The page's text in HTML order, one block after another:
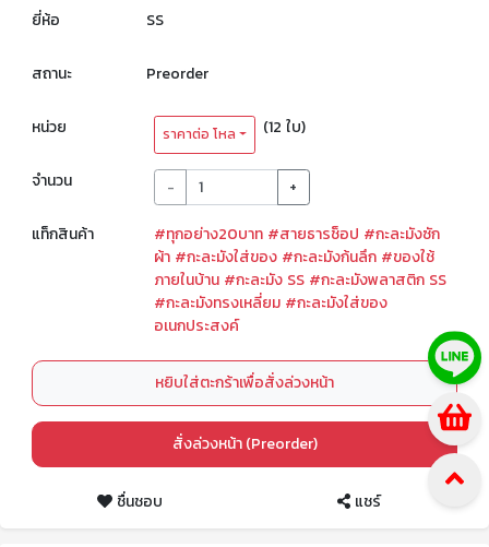
ยี่ห้อ SS
สถานะ Preorder
หน่วย ราคาต่อ โหล (12 ใบ)
จำนวน - +
แท็กสินค้า #ทุกอย่าง20บาท #สายธารช็อป #กะละมังซัก
ผ้า #กะละมังใส่ของ #กะละมังก้นลึก #ของใช้
ภายในบ้าน #กะละมัง SS #กะละมังพลาสติก SS
#กะละมังทรงเหลี่ยม #กะละมังใส่ของ
อเนกประสงค์
หยิบใส่ตะกร้าเพื่อสั่งล่วงหน้า
สั่งล่วงหน้า (Preorder)
ชื่นชอบ แชร์